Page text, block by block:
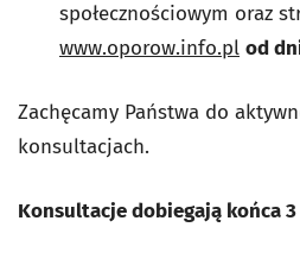
społecznościowym oraz
www.oporow.info.pl od
Zachęcamy Państwa do
konsultacjach.
Konsultacje dobiegają końca